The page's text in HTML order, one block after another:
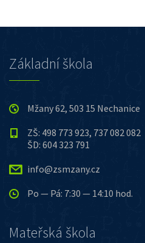
Základní škola
Mžany 62, 503 15 Nechanice
ZŠ: 498 773 923, 737 082 082
ŠD: 604 323 791
info@zsmzany.cz
Po — Pá: 7:30 — 14:10 hod.
Mateřská škola